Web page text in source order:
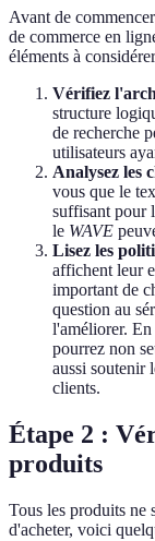
Avant de
de commerce en
éléments à
Vérifiez
structure
de recherche
utilisateurs
Analysez les
vous que le
suffisant pour
le WAVE
Lisez les
affichent leur
important de
question au
l'améliorer.
pourrez non
aussi soutenir
clients.
Étape 2 :
produits
Tous les produits ne
d'acheter, voici